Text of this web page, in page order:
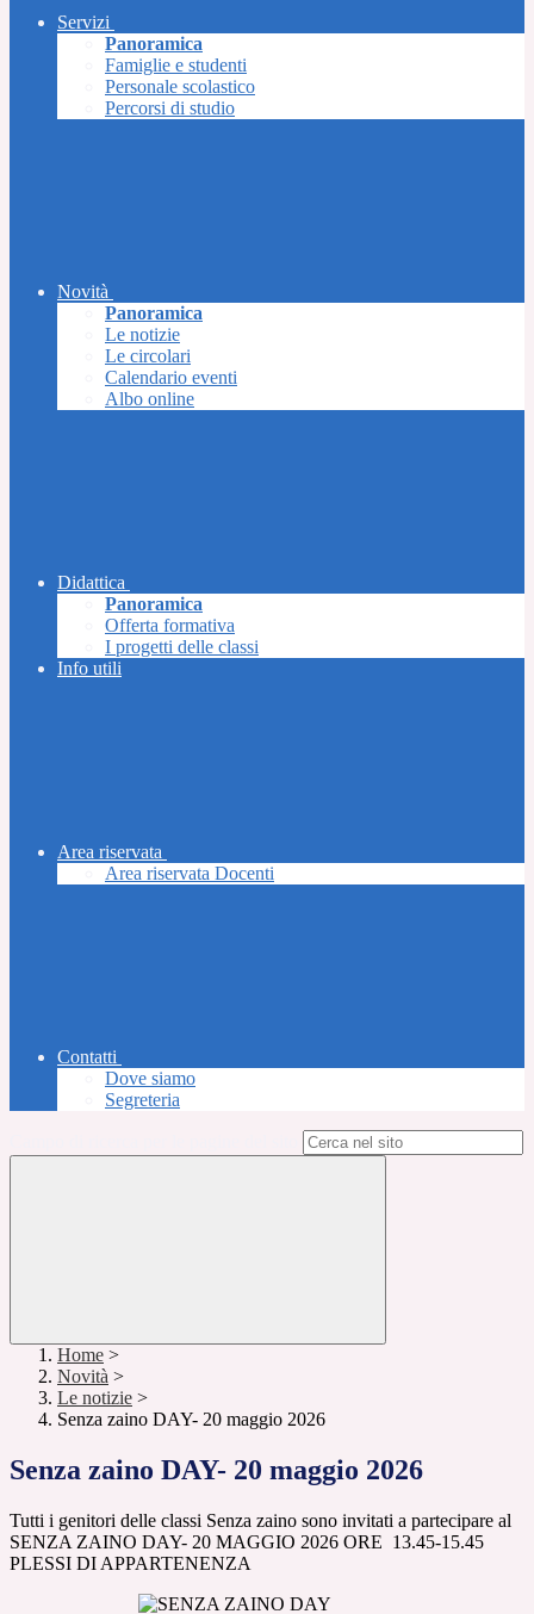
Servizi
Panoramica
Famiglie e studenti
Personale scolastico
Percorsi di studio
Novità
Panoramica
Le notizie
Le circolari
Calendario eventi
Albo online
Didattica
Panoramica
Offerta formativa
I progetti delle classi
Info utili
Area riservata
Area riservata Docenti
Contatti
Dove siamo
Segreteria
Home >
Novità >
Le notizie >
Senza zaino DAY- 20 maggio 2026
Senza zaino DAY- 20 maggio 2026
Tutti i genitori delle classi Senza zaino sono invitati a partecipare al
SENZA ZAINO DAY- 20 MAGGIO 2026 ORE 13.45-15.45
PLESSI DI APPARTENENZA